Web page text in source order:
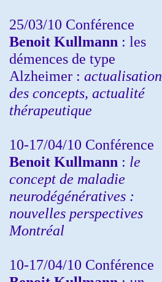
25/03/10 Conférence
Benoit Kullmann : les
démences de type
Alzheimer : actualisation
des concepts, actualité
thérapeutique
10-17/04/10 Conférence
Benoit Kullmann : le
concept de maladie
neurodégénératives :
nouvelles perspectives
Montréal
10-17/04/10 Conférence